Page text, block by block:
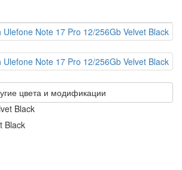
цвета и модификации
Black